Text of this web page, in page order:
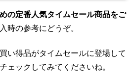
の定番人気タイムセール商品をご
時の参考にどうぞ。
い得品がタイムセールに登場して
ェックしてみてくださいね。